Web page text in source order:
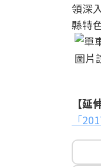
領深
縣特
圖片
【延
「